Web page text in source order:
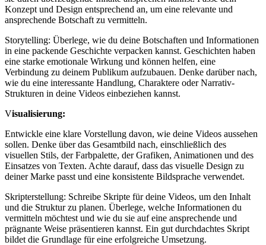
Konzept und Design entsprechend an, um eine relevante und
ansprechende Botschaft zu vermitteln.
Storytelling: Überlege, wie du deine Botschaften und Informationen
in eine packende Geschichte verpacken kannst. Geschichten haben
eine starke emotionale Wirkung und können helfen, eine
Verbindung zu deinem Publikum aufzubauen. Denke darüber nach,
wie du eine interessante Handlung, Charaktere oder Narrativ-
Strukturen in deine Videos einbeziehen kannst.
Visualisierung:
Entwickle eine klare Vorstellung davon, wie deine Videos aussehen
sollen. Denke über das Gesamtbild nach, einschließlich des
visuellen Stils, der Farbpalette, der Grafiken, Animationen und des
Einsatzes von Texten. Achte darauf, dass das visuelle Design zu
deiner Marke passt und eine konsistente Bildsprache verwendet.
Skripterstellung: Schreibe Skripte für deine Videos, um den Inhalt
und die Struktur zu planen. Überlege, welche Informationen du
vermitteln möchtest und wie du sie auf eine ansprechende und
prägnante Weise präsentieren kannst. Ein gut durchdachtes Skript
bildet die Grundlage für eine erfolgreiche Umsetzung.